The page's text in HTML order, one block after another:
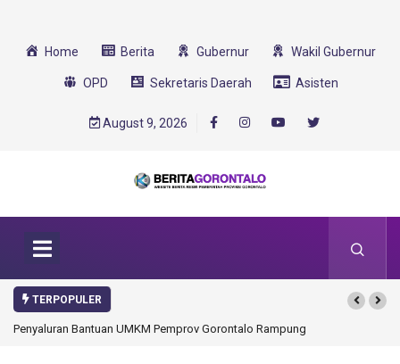
Home Berita Gubernur Wakil Gubernur
OPD Sekretaris Daerah Asisten
August 9, 2026
TERPOPULER
Gorontalo RampungGorontalo Ikut Dukung Program SMA Unggul Garuda